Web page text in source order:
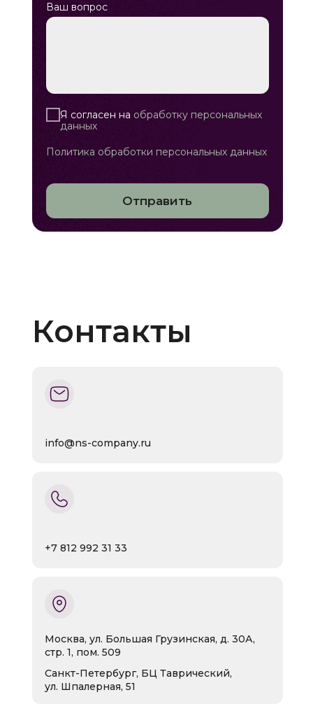
Ваш вопрос
Я согласен на обработку персональных
данных
Политика обработки персональных данных
Отправить
Контакты
+7 812 992 31 33
info@ns-company.ru
Москва, ул. Большая Грузинская, д. 30А,
стр. 1, пом. 509
Санкт-Петербург, БЦ Таврический,
ул. Шпалерная, 51